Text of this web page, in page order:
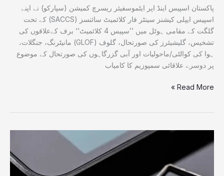
پاکستان اسپیس اینڈ اپر ایٹموسفیئر ریسرچ کمیشن (سپارکو) نے اپنے
اسپیس ایپلی کیشنز سینٹر فار کلائمیٹ سائنسز (SACCS) کے تحت
گلگت کے مقامی ہوٹل میں ’’سپیس 4 کلائمیٹ‘‘ برف کےعلاقوں کی
تشخیس، گلیشیئرز کی صورتحال، گلوف (GLOF) مانیٹرنگ، جنگلات،
ہوا کی کوالٹی/ماحولیات اور آبی گزرگاہوں کی صورتحال کے موضوع
پر دوسرے علاقائی سمپوزیم کا کامياب
پر
زور
Read More »
ٹی